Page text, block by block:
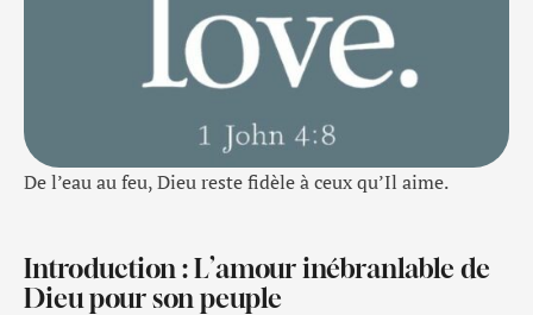
De l’eau au feu, Dieu reste fidèle à ceux qu’Il aime.
Introduction : L’amour inébranlable de
Dieu pour son peuple